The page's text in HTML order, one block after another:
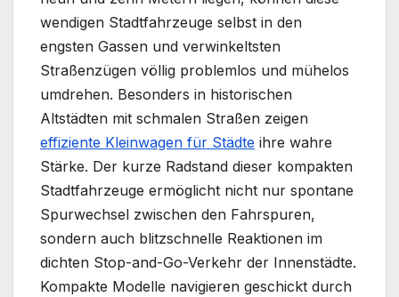
wendigen Stadtfahrzeuge selbst in den
engsten Gassen und verwinkeltsten
Straßenzügen völlig problemlos und mühelos
umdrehen. Besonders in historischen
Altstädten mit schmalen Straßen zeigen
effiziente Kleinwagen für Städte ihre wahre
Stärke. Der kurze Radstand dieser kompakten
Stadtfahrzeuge ermöglicht nicht nur spontane
Spurwechsel zwischen den Fahrspuren,
sondern auch blitzschnelle Reaktionen im
dichten Stop-and-Go-Verkehr der Innenstädte.
Kompakte Modelle navigieren geschickt durch